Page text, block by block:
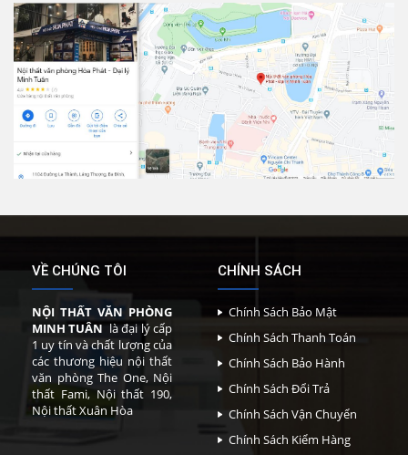
VỀ CHÚNG TÔI
NỘI THẤT VĂN PHÒNG
MINH TUÂN là đại lý cấp
1 uy tín và chất lượng của
các thương hiệu nội thất
văn phòng The One, Nội
thất Fami, Nội thất 190,
Nội thất Xuân Hòa
CHÍNH SÁCH
Chính Sách Bảo Mật
Chính Sách Thanh Toán
Chính Sách Bảo Hành
Chính Sách Đổi Trả
Chính Sách Vận Chuyển
Chính Sách Kiểm Hàng